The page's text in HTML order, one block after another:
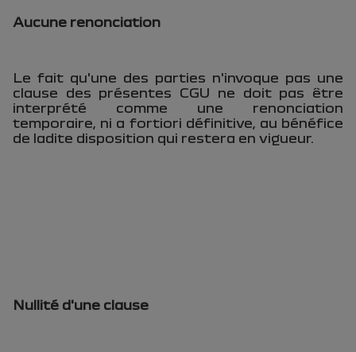
Aucune renonciation
Le fait qu'une des parties n'invoque pas une
clause des présentes CGU ne doit pas être
interprété comme une renonciation
temporaire, ni a fortiori définitive, au bénéfice
de ladite disposition qui restera en vigueur.
Nullité d'une clause